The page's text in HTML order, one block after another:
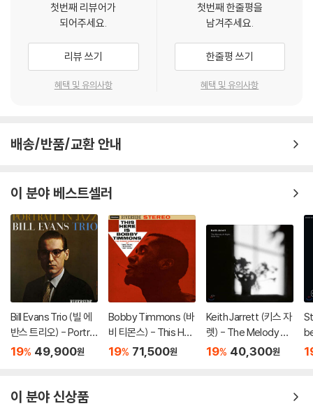
첫번째 리뷰어가
되어주세요.
리뷰 쓰기
혜택 및 유의사항
첫번째 한줄평을
남겨주세요.
한줄평 쓰기
혜택 및 유의사항
배송/반품/교환 안내
이 분야 베스트셀러
Bill Evans Trio (빌 에
반스 트리오) - Portrai
t In Jazz [LP]
19% 49,900원
Bobby Timmons (바
비 티몬스) - This Her
e Is Bobby Timmon
19% 71,500원
Keith Jarrett (키스 자
렛) - The Melody At
Night, With You [LP]
19% 40,300원
이 분야 신상품